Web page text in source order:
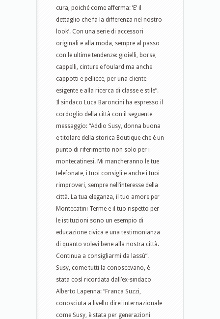
cura, poiché come afferma: ’E’ il
dettaglio che fa la differenza nel nostro
look’. Con una serie di accessori
originali e alla moda, sempre al passo
con le ultime tendenze: gioielli, borse,
cappelli, cinture e foulard ma anche
cappotti e pellicce, per una cliente
esigente e alla ricerca di classe e stile”.
Il sindaco Luca Baroncini ha espresso il
cordoglio della città con il seguente
messaggio: “Addio Susy, donna buona
e titolare della storica Boutique che è un
punto di riferimento non solo per i
montecatinesi. Mi mancheranno le tue
telefonate, i tuoi consigli e anche i tuoi
rimproveri, sempre nell’interesse della
città. La tua eleganza, il tuo amore per
Montecatini Terme e il tuo rispetto per
le istituzioni sono un esempio di
educazione civica e una testimonianza
di quanto volevi bene alla nostra città.
Continua a consigliarmi da lassù”.
Susy, come tutti la conoscevano, è
stata così ricordata dall’ex-sindaco
Alberto Lapenna: “Franca Suzzi,
conosciuta a livello direi internazionale
come Susy, è stata per generazioni